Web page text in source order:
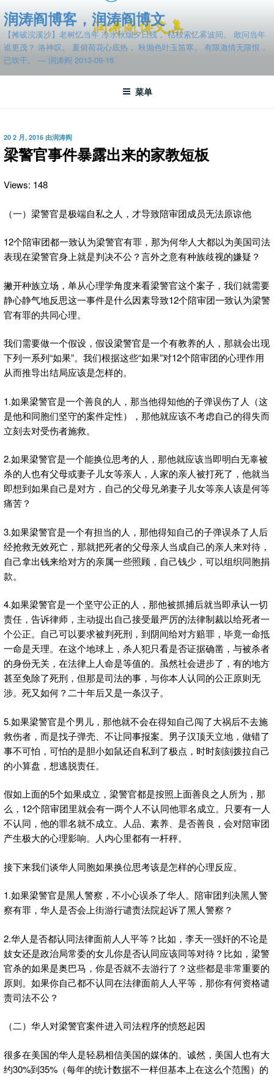
至
容
润涛阎博客，润涛阎博文
【摊破浣溪沙】老树忆当年 冷水秋烟夕日残， 枯枝索忆雾波间。 敢问当年
谁更茂？ 洛神叹。 夏俯荷花心底热， 秋抛色叶玉笛寒。 有限激情无限恨，
已吹干。 — 润涛阎 2013-09-16
菜单
发
布
于
20 2 月, 2016 由润涛阎
梁警官事件暴露出来的家教短板
Views: 148
（一）梁警官是极端自私之人，才导致陪审团成员无法原谅他
12个陪审团都一致认为梁警官有罪，那为何华人大都以为美国司法
表现在梁警官身上就是判决不公？言外之意有种族歧视的嫌疑？
撇开种族立场，单从心理学角度来看梁警官这个案子，我们就需要
静心静气地反思这一事件是什么因素导致12个陪审团一致认为梁警
官有罪的共同心理。
我们需要做一个假设，假设梁警官是一个有教养的人，那就会出现
下列一系列“如果”。我们根据这些“如果”对12个陪审团的心理作用
从而推导出结局应该是怎样的。
1.如果梁警官是一个善良的人，那当他得知他的子弹误伤了人（这
是他和同胞们坚守的案件定性），那他就应该不考虑自己的得失而
立刻去对受伤者施救。
2.如果梁警官是一个能换位思考的人，那他就应该当即明白无辜被
杀的人也有父母或妻子儿女等亲人，人家的亲人被打死了，他就当
即想到如果自己是对方，自己的父母兄弟妻子儿女等亲人该是何等
痛苦？
3.如果梁警官是一个有担当的人，那他得知自己的子弹误杀了人后
经抢救无效死亡，那就把死者的父母亲人当成自己的亲人来对待，
自己拿出钱来给对方的亲属一些照顾，自己钱少，可以组织同胞捐
款。
4.如果梁警官是一个坚守公正的人，那他被抓捕后就当即承认一切
责任，告诉律师，主动提出自己接受最严厉的法律制裁以给死者一
个公正。自己可以要求被判死刑，到阴间给对方赔罪，毕竟一命抵
一命是天理。在这个地球上，杀人犯只看是否证据确凿，与被杀者
的身份无关，在法律上人命是等值的。虽然社会进步了，有的地方
甚至免除了死刑，但那是司法的事，与你本人认同的公正原则无
涉。死又如何？二十年后又是一条汉子。
5.如果梁警官是个男儿，那他就不会在得知自己闯了大祸后不去施
救伤者，而是找子弹壳、不让同事报案。男子汉顶天立地，做错了
事不可怕，可怕的是胆小如鼠还自私到了极点，时时刻刻拨拉自己
的小算盘，想逃脱责任。
假如上面的5个如果成立，梁警官都是按照上面善良之人所为，那
么，12个陪审团里就会有一两个人不认同他罪名成立。只要有一人
不认同，他的罪名就不成立。人品、素养、是否善良，会对陪审团
产生极大的心理影响。人内心里都有一杆秤。
接下来我们谈华人同胞如果换位思考该是怎样的心理反应。
1.如果梁警官是黑人警察，不小心误杀了华人。陪审团判决黑人警
察有罪，华人是否会上街游行谴责法院起诉了黑人警察？
2.华人是否都认同法律面前人人平等？比如，李天一强奸的不论是
妓女还是政治局常委的女儿你是否认同应该同等对待？比如，梁警
官杀的如果是奥巴马，你是否就不去游行了？这些都是非常重要的
原则。如果你自己都不认同在法律面前人人平等，那你有何资格谴
责司法不公？
（二）华人对梁警官案件进入司法程序的愤怒起因
很多在美国的华人是轻易相信美国的媒体的。诚然，美国人也有大
约30%到35%（每年的统计数据不一样但基本上在这么个范围）的